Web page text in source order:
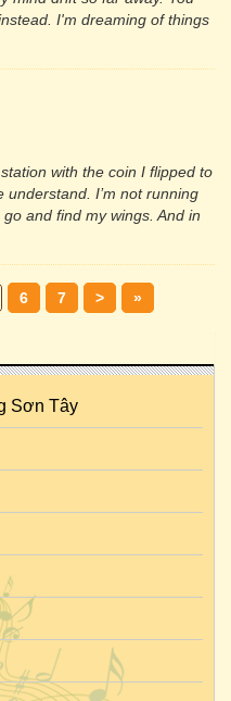
I'm dreaming of things
with the coin I flipped to
I’m not running
and find my wings. And in
6 7 > »
Sơn Tây